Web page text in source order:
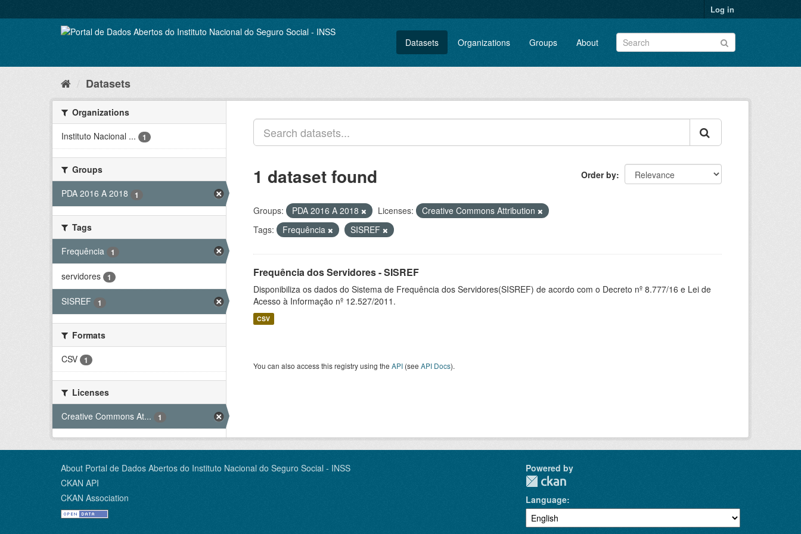
to
Log in
Datasets Organizations Groups About
Datasets
Organizations
Instituto Nacional ...
1
Groups
PDA 2016 A 2018
1
Tags
Frequência
1
servidores 1
SISREF 1
Formats
CSV
1
Licenses
Creative Commons At...
1
Order by
1 dataset found
Groups: PDA 2016 A 2018 Licenses:
Creative Commons Attribution
Tags:
Frequência SISREF
Frequência dos Servidores - SISREF
Disponibiliza os dados do Sistema de Frequência dos Servidores(SISREF) de acordo com o Decreto nº 8.777/16 e Lei de
Acesso à Informação nº 12.527/2011.
CSV
You can also access this registry using the API (see API Docs).
About Portal de Dados Abertos do Instituto Nacional do Seguro Social - INSS
CKAN API
CKAN Association
Powered by
Language